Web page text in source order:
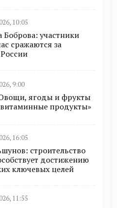
10:05
участники
сражаются за
9:00
ягоды и фрукты
продукты»
16:05
строительство
достижению
ключевых целей
11:55